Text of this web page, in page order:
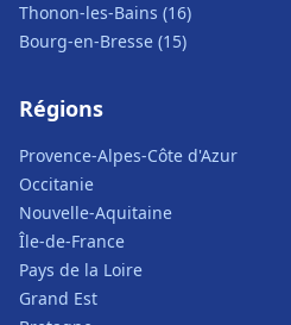
Thonon-les-Bains (16)
Bourg-en-Bresse (15)
Régions
Provence-Alpes-Côte d'Azur
Occitanie
Nouvelle-Aquitaine
Île-de-France
Pays de la Loire
Grand Est